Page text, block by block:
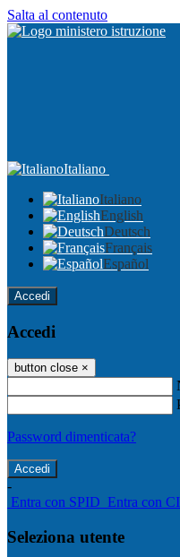
Salta al contenuto
Italiano
Italiano
English
Deutsch
Français
Español
Accedi
Accedi
button close ×
Password dimenticata?
-
Entra con SPID Entra con
Seleziona utente